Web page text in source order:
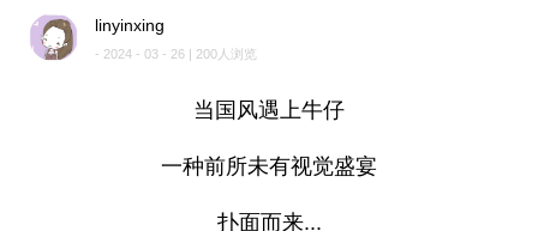
linyinxing
- 2024 - 03 - 26 | 200人浏览
当国风遇上牛仔
一种前所未有视觉盛宴
扑面而来...